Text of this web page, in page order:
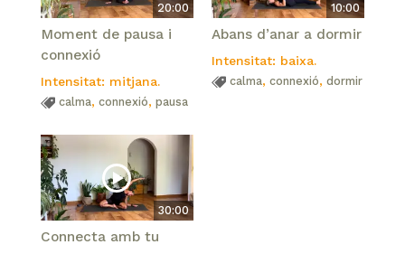
20:00
Moment de pausa i
connexió
Intensitat: mitjana.
calma, connexió, pausa
10:00
Abans d’anar a dormir
Intensitat: baixa.
calma, connexió, dormir
30:00
Connecta amb tu